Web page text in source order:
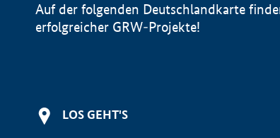
Auf der folgenden Deutschlandkarte
erfolgreicher GRW-Projekte!
LOS GEHT'S